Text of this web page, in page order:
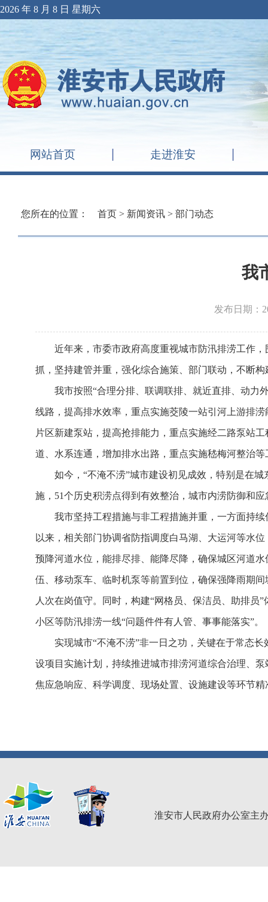
2026 年 8 月 8 日 星期六
网站首页 走进淮安
您所在的位置： 首页 > 新闻资讯 > 部门动态
我
发布日期：
近年来，市委市政府高度重视城市防汛排涝工作
抓，坚持建管并重，强化综合施策、部门联动，不断
我市按照“合理分排、联调联排、就近直排、动力
线路，提高排水效率，重点实施茭陵一站引河上游排
片区新建泵站，提高抢排能力，重点实施经二路泵站
道、水系连通，增加排水出路，重点实施嵇梅河整治
如今，“不淹不涝”城市建设初见成效，特别是在
施，51个历史积涝点得到有效整治，城市内涝防御和
我市坚持工程措施与非工程措施并重，一方面持
以来，相关部门协调省防指调度白马湖、大运河等水
预降河道水位，能排尽排、能降尽降，确保城区河道
伍、移动泵车、临时机泵等前置到位，确保强降雨期
人次在岗值守。同时，构建“网格员、保洁员、助排
小区等防汛排涝一线“问题件件有人管、事事能落实”。
实现城市“不淹不涝”非一日之功，关键在于常态
设项目实施计划，持续推进城市排涝河道综合治理、
焦应急响应、科学调度、现场处置、设施建设等环节
淮安市人民政府办公室主